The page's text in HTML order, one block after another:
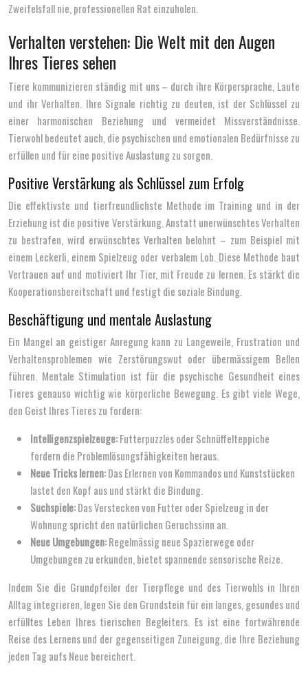
Zweifelsfall nie, professionellen Rat einzuholen.
Verhalten verstehen: Die Welt mit den Augen
Ihres Tieres sehen
Tiere kommunizieren ständig mit uns – durch ihre Körpersprache, Laute
und ihr Verhalten. Ihre Signale richtig zu deuten, ist der Schlüssel zu
einer harmonischen Beziehung und vermeidet Missverständnisse.
Tierwohl bedeutet auch, die psychischen und emotionalen Bedürfnisse zu
erfüllen und für eine positive Auslastung zu sorgen.
Positive Verstärkung als Schlüssel zum Erfolg
Die effektivste und tierfreundlichste Methode im Training und in der
Erziehung ist die positive Verstärkung. Anstatt unerwünschtes Verhalten
zu bestrafen, wird erwünschtes Verhalten belohnt – zum Beispiel mit
einem Leckerli, einem Spielzeug oder verbalem Lob. Diese Methode baut
Vertrauen auf und motiviert Ihr Tier, mit Freude zu lernen. Es stärkt die
Kooperationsbereitschaft und festigt die soziale Bindung.
Beschäftigung und mentale Auslastung
Ein Mangel an geistiger Anregung kann zu Langeweile, Frustration und
Verhaltensproblemen wie Zerstörungswut oder übermässigem Bellen
führen. Mentale Stimulation ist für die psychische Gesundheit eines
Tieres genauso wichtig wie körperliche Bewegung. Es gibt viele Wege,
den Geist Ihres Tieres zu fordern:
Intelligenzspielzeuge:Futterpuzzles oder Schnüffelteppiche
fordern die Problemlösungsfähigkeiten heraus.
Neue Tricks lernen:Das Erlernen von Kommandos und Kunststücken
lastet den Kopf aus und stärkt die Bindung.
Suchspiele:Das Verstecken von Futter oder Spielzeug in der
Wohnung spricht den natürlichen Geruchssinn an.
Neue Umgebungen:Regelmässig neue Spazierwege oder
Umgebungen zu erkunden, bietet spannende sensorische Reize.
Indem Sie die Grundpfeiler der Tierpflege und des Tierwohls in Ihren
Alltag integrieren, legen Sie den Grundstein für ein langes, gesundes und
erfülltes Leben Ihres tierischen Begleiters. Es ist eine fortwährende
Reise des Lernens und der gegenseitigen Zuneigung, die Ihre Beziehung
jeden Tag aufs Neue bereichert.